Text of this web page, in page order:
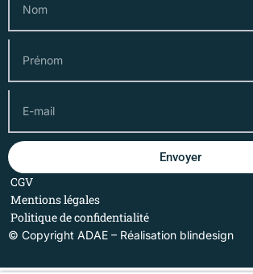
Envoyer
CGV
Mentions légales
Politique de confidentialité
© Copyright ADAE – Réalisation blindesign